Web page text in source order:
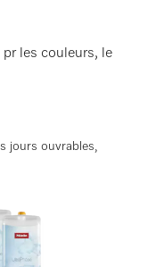
les couleurs, le
jours ouvrables,